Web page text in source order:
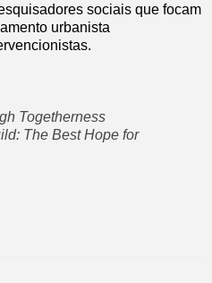
sociais que focam
urbanista
Togetherness
The Best Hope for